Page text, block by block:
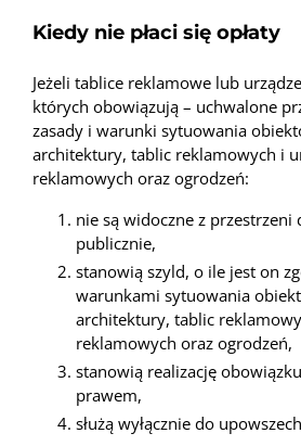
Kiedy nie płaci się opłaty
Jeżeli tablice reklamowe lub
których obowiązują – uchwalone
zasady i warunki sytuowania
architektury, tablic reklamowych i
reklamowych oraz ogrodzeń:
nie są widoczne z przestrzeni
publicznie,
stanowią szyld, o ile jest on
warunkami sytuowania
architektury, tablic
reklamowych oraz ogrodzeń,
stanowią realizację
prawem,
służą wyłącznie do